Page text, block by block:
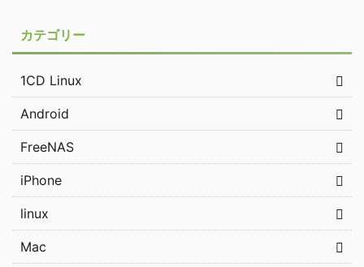
カテゴリー
1CD Linux
Android
FreeNAS
iPhone
linux
Mac